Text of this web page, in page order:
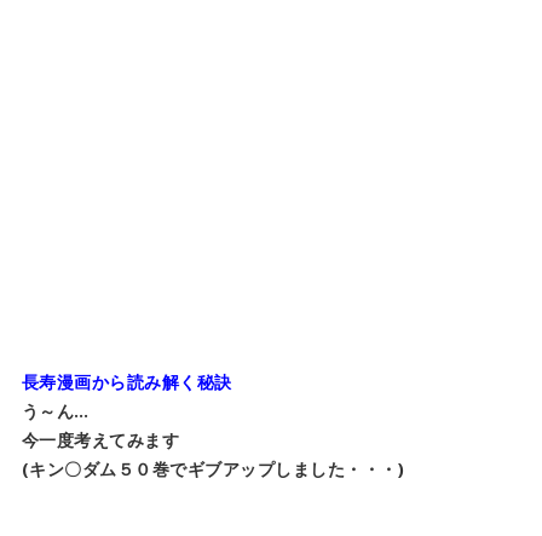
長寿漫画から読み解く秘訣
う～ん…
今一度考えてみます
(キン〇ダム５０巻でギブアップしました・・・)